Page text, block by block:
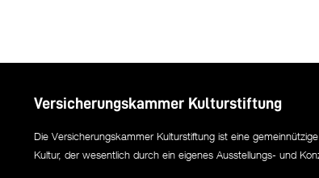
Versicherungskammer Kulturstiftung
Die Versicherungskammer Kulturstiftung ist eine
Kultur, der wesentlich durch ein eigenes Ausstellungs- und